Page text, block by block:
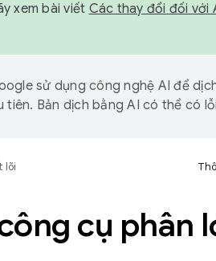
xem bài viết Các thay đổi đối với
sử dụng công nghệ AI để
tiên. Bản dịch bằng AI có thể có
lõi
cụ phân